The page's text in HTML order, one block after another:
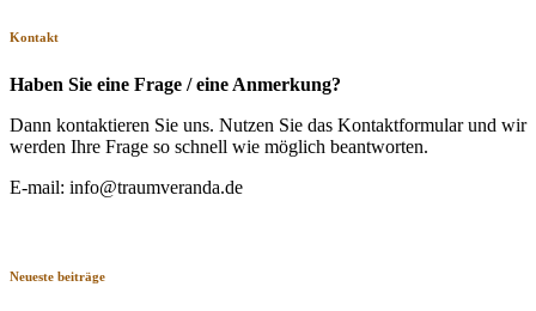
Kontakt
Haben Sie eine Frage / eine Anmerkung?
Dann kontaktieren Sie uns. Nutzen Sie das Kontaktformular und wir
werden Ihre Frage so schnell wie möglich beantworten.
E-mail: info@traumveranda.de
Neueste beiträge